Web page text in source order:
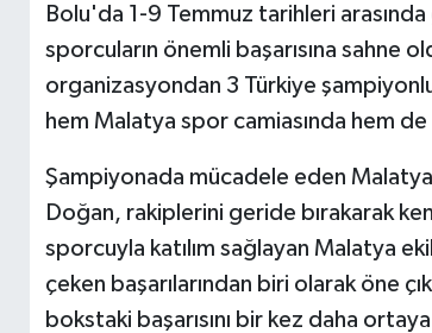
Bolu'da 1-9 Temmuz tarihleri
sporcuların önemli başarısına sahne
organizasyondan 3 Türkiye
hem Malatya spor camiasında hem
Şampiyonada mücadele eden
Doğan, rakiplerini geride bırakarak
sporcuyla katılım sağlayan Malatya
çeken başarılarından biri olarak öne
bokstaki başarısını bir kez daha